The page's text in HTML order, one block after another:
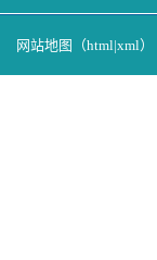
网站地图（html|xml）